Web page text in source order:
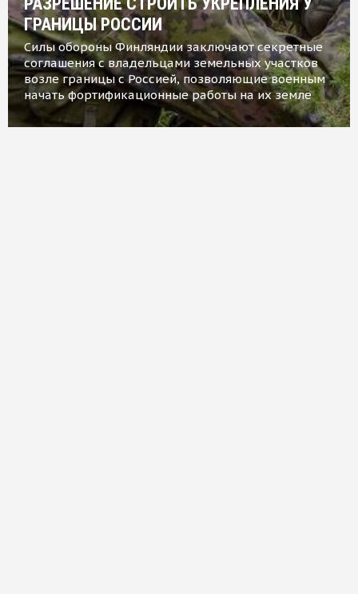
ГРАНИЦЫ РОССИИ
Силы обороны Финляндии заключают секретные
соглашения с владельцами земельных участков
возле границы с Россией, позволяющие военным
начать фортификационные работы на их земле